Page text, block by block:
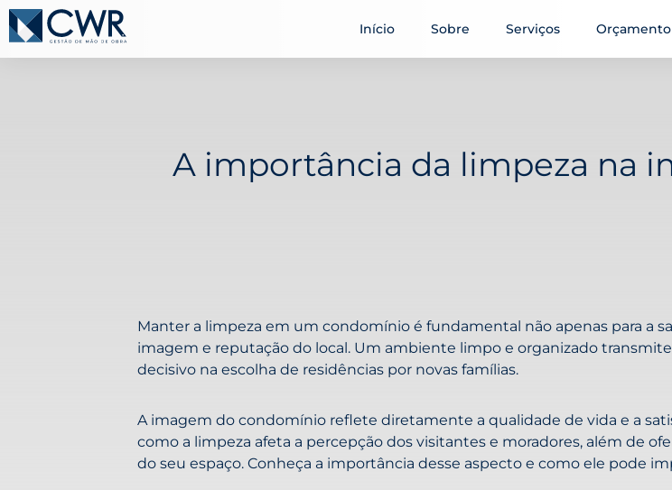
Início Sobre Serviços Orçamento
A importância da limpeza na
Manter a limpeza em um condomínio é fundamental não apenas para a
imagem e reputação do local. Um ambiente limpo e organizado
decisivo na escolha de residências por novas famílias.
A imagem do condomínio reflete diretamente a qualidade de vida e a
como a limpeza afeta a percepção dos visitantes e moradores, além de
do seu espaço. Conheça a importância desse aspecto e como ele pode